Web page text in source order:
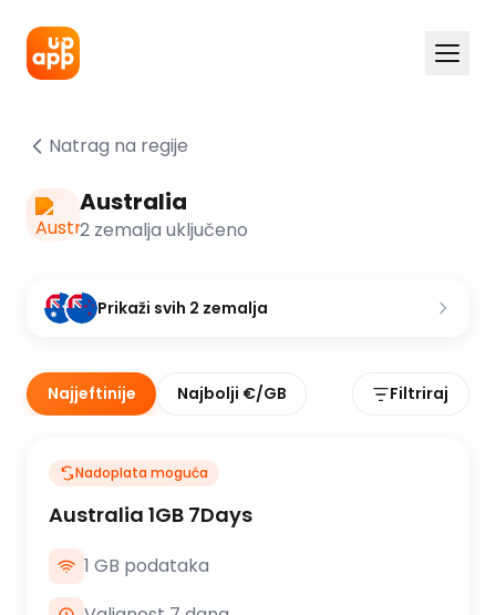
Natrag na regije
Australia
2 zemalja uključeno
Prikaži svih 2 zemalja
Najjeftinije Najbolji €/GB Filtriraj
Nadoplata moguća
Australia 1GB 7Days
1 GB podataka